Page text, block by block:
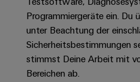
Konventionelle
Energieerzeugung
Zukunftssicherheit
bewährte
Energieerzeugung
Dezentrale
Automatisierung
Energiemanagement-
und
PV
Produktkonformität
Engineering
Daten
Pressekontakt
Unsere
Partner
und
Studienplätze
Veranstaltungen
Programmiergeräte ein. Du
unter Beachtung der
Sicherheitsbestimmungen
stimmst Deine Arbeit mit
Bereichen ab.